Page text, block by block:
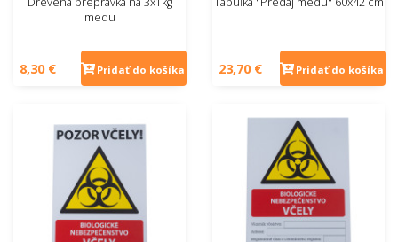
medu
8,30 € Pridať do košíka 23,70 € Pridať do košíka